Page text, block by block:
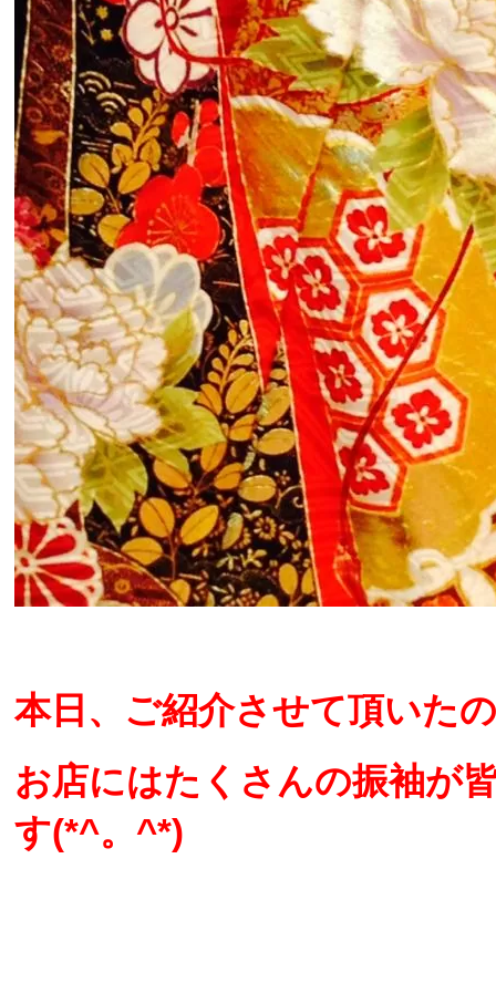
本日、ご紹介させて頂いた
お店にはたくさんの振袖が
す(*^。^*)